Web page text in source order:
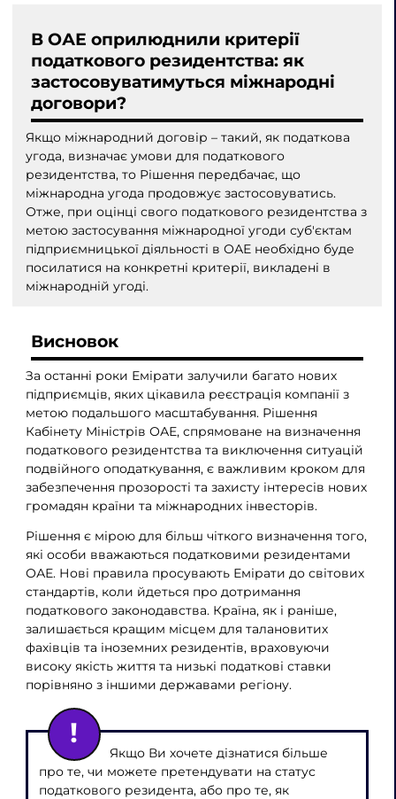
В ОАЕ оприлюднили критерії
податкового резидентства: як
застосовуватимуться міжнародні
договори?
Якщо міжнародний договір – такий, як податкова
угода, визначає умови для податкового
резидентства, то Рішення передбачає, що
міжнародна угода продовжує застосовуватись.
Отже, при оцінці свого податкового резидентства з
метою застосування міжнародної угоди суб'єктам
підприємницької діяльності в ОАЕ необхідно буде
посилатися на конкретні критерії, викладені в
міжнародній угоді.
Висновок
За останні роки Емірати залучили багато нових
підприємців, яких цікавила реєстрація компанії з
метою подальшого масштабування. Рішення
Кабінету Міністрів ОАЕ, спрямоване на визначення
податкового резидентства та виключення ситуацій
подвійного оподаткування, є важливим кроком для
забезпечення прозорості та захисту інтересів нових
громадян країни та міжнародних інвесторів.
Рішення є мірою для більш чіткого визначення того,
які особи вважаються податковими резидентами
ОАЕ. Нові правила просувають Емірати до світових
стандартів, коли йдеться про дотримання
податкового законодавства. Країна, як і раніше,
залишається кращим місцем для талановитих
фахівців та іноземних резидентів, враховуючи
високу якість життя та низькі податкові ставки
порівняно з іншими державами регіону.
Якщо Ви хочете дізнатися більше
про те, чи можете претендувати на статус
податкового резидента, або про те, як